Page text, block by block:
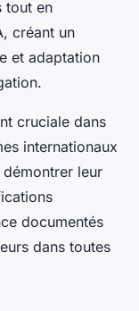
tout en
créant un
et adaptation
cruciale dans
internationaux
leur
documentés
dans toutes